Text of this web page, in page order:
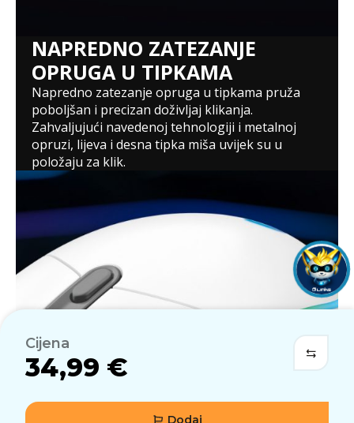
Cijena
34,99 €
Dodaj
NAPREDNO ZATEZANJE
OPRUGA U TIPKAMA
Napredno zatezanje opruga u tipkama pruža
poboljšan i precizan doživljaj klikanja.
Zahvaljujući navedenoj tehnologiji i metalnoj
opruzi, lijeva i desna tipka miša uvijek su u
položaju za klik.